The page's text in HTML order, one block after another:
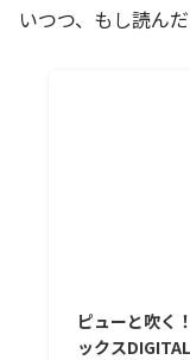
いつつ、もし読ん
ピューと吹く
ックス